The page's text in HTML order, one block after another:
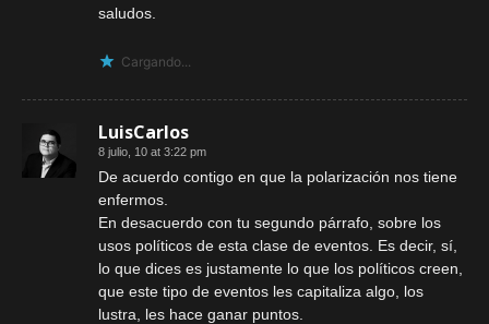
saludos.
Cargando...
LuisCarlos
8 julio, 10 at 3:22 pm
De acuerdo contigo en que la polarización nos tiene
enfermos.
En desacuerdo con tu segundo párrafo, sobre los
usos políticos de esta clase de eventos. Es decir, sí,
lo que dices es justamente lo que los políticos creen,
que este tipo de eventos les capitaliza algo, los
lustra, les hace ganar puntos.